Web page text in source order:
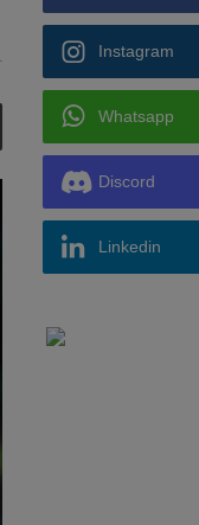
Instagram
Whatsapp
Discord
Linkedin